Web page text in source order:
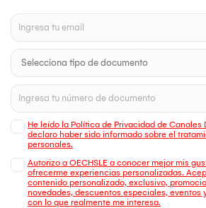
He leído la Política de Privacidad de Canales
declaro haber sido informado sobre el
personales.
Autorizo a OECHSLE a conocer mejor mis
ofrecerme experiencias personalizadas.
contenido personalizado, exclusivo,
novedades, descuentos especiales, eventos
con lo que realmente me interesa.